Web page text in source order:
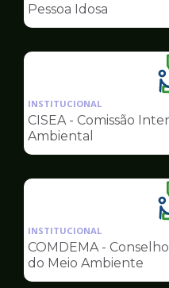
Pessoa Idosa
INSTITUCIONAL
CISEA - Comissão
Ambiental
INSTITUCIONAL
COMDEMA -
do Meio Ambiente